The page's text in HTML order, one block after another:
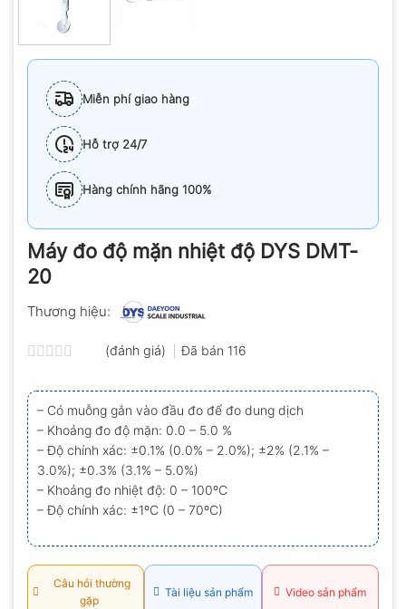
Miễn phí giao hàng
Hỗ trợ 24/7
Hàng chính hãng 100%
Máy đo độ mặn nhiệt độ DYS DMT-
20
Thương hiệu:
xếp
hạng
0.0
5
sao
(đánh giá) Đã bán 116
– Có muỗng gắn vào đầu đo để đo dung dịch
– Khoảng đo độ mặn: 0.0 – 5.0 %
– Độ chính xác: ±0.1% (0.0% – 2.0%); ±2% (2.1% –
3.0%); ±0.3% (3.1% – 5.0%)
– Khoảng đo nhiệt độ: 0 – 100ºC
– Độ chính xác: ±1ºC (0 – 70ºC)
Câu hỏi thường
gặp
Tài liệu sản phẩm Video sản phẩm